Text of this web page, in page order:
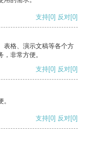
支持[0] 反对[0]
表格、演示文稿等各个方
非常方便。
支持[0] 反对[0]
支持[0] 反对[0]